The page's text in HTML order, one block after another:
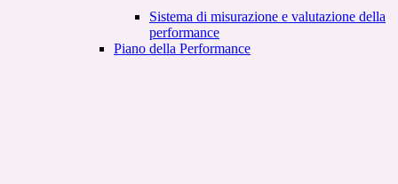
Sistema di misurazione e valutazione della
performance
Piano della Performance